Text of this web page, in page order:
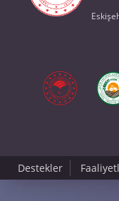
Destekler